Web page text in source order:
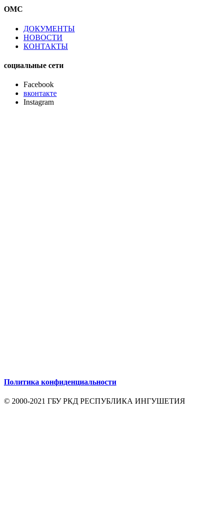
ОМС
ДОКУМЕНТЫ
НОВОСТИ
КОНТАКТЫ
социальные сети
Facebook
вконтакте
Instagram
Политика конфиденциальности
© 2000-2021 ГБУ РКД РЕСПУБЛИКА ИНГУШЕТИЯ